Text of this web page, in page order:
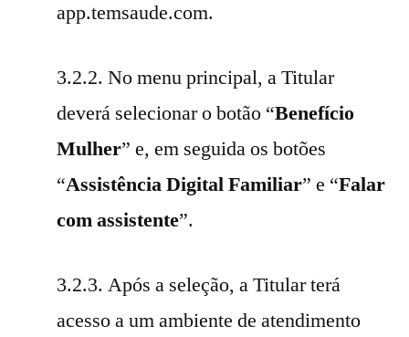
app.temsaude.com.
3.2.2. No menu principal, a Titular
deverá selecionar o botão “Benefício
Mulher” e, em seguida os botões
“Assistência Digital Familiar” e “Falar
com assistente”.
3.2.3. Após a seleção, a Titular terá
acesso a um ambiente de atendimento